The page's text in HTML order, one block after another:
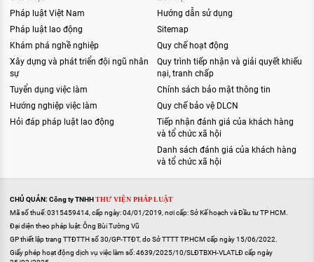
Pháp luật Việt Nam
Pháp luật lao động
Khám phá nghề nghiệp
Xây dựng và phát triển đội ngũ nhân
sự
Tuyển dụng việc làm
Hướng nghiệp việc làm
Hỏi đáp pháp luật lao động
Hướng dẫn sử dụng
Sitemap
Quy chế hoạt động
Quy trình tiếp nhận và giải quyết khiếu
nại, tranh chấp
Chính sách bảo mật thông tin
Quy chế bảo vệ DLCN
Tiếp nhận đánh giá của khách hàng
và tổ chức xã hội
Danh sách đánh giá của khách hàng
và tổ chức xã hội
CHỦ QUẢN: Công ty TNHHTHƯ VIỆN PHÁP LUẬT
Mã số thuế: 0315459414, cấp ngày: 04/01/2019, nơi cấp: Sở Kế hoạch và Đầu tư TP HCM.
Đại diện theo pháp luật: Ông Bùi Tường Vũ
GP thiết lập trang TTĐTTH số 30/GP-TTĐT, do Sở TTTT TP.HCM cấp ngày 15/06/2022.
Giấy phép hoạt động dịch vụ việc làm số: 4639/2025/10/SLĐTBXH-VLATLĐ cấp ngày